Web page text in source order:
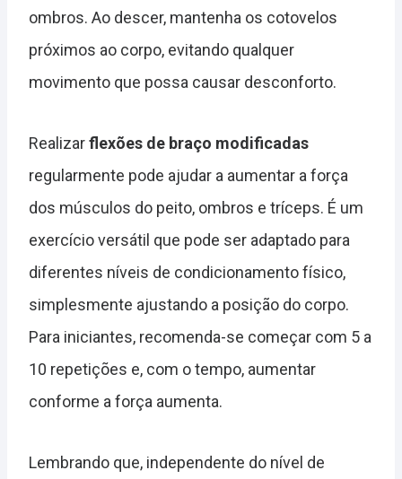
ombros. Ao descer, mantenha os cotovelos
próximos ao corpo, evitando qualquer
movimento que possa causar desconforto.
Realizarflexões de braço modificadas
regularmente pode ajudar a aumentar a força
dos músculos do peito, ombros e tríceps. É um
exercício versátil que pode ser adaptado para
diferentes níveis de condicionamento físico,
simplesmente ajustando a posição do corpo.
Para iniciantes, recomenda-se começar com 5 a
10 repetições e, com o tempo, aumentar
conforme a força aumenta.
Lembrando que, independente do nível de